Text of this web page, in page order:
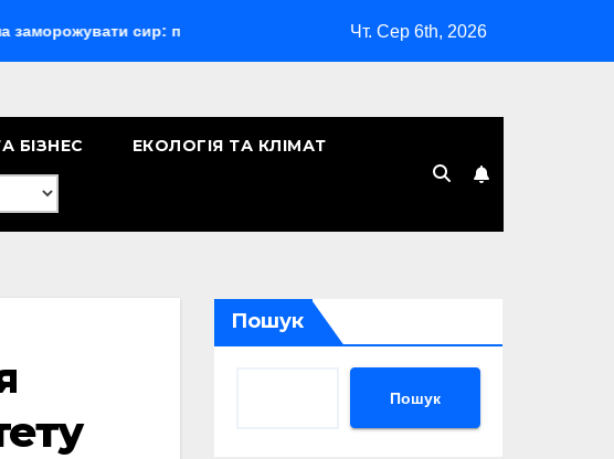
сир: повний гід з порадами Відпустка за сімейними
Чт. Сер 6th, 2026
БІЗНЕС ЕКОЛОГІЯ ТА КЛІМАТ
Пошук
Пошук